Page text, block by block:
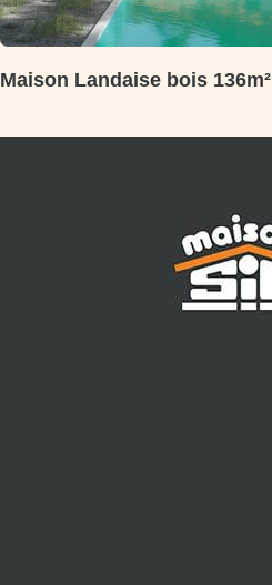
Maison Landaise bois 136m²